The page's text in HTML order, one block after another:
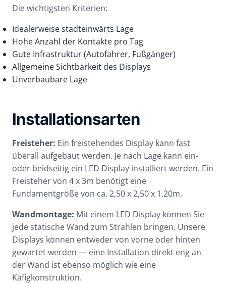
Die wichtigsten Kriterien:
Idealerweise stadteinwärts Lage
Hohe Anzahl der Kontakte pro Tag
Gute Infrastruktur (Autofahrer, Fußgänger)
Allgemeine Sichtbarkeit des Displays
Unverbaubare Lage
Installationsarten
Freisteher: Ein freistehendes Display kann fast
überall aufgebaut werden. Je nach Lage kann ein-
oder beidseitig ein LED Display installiert werden. Ein
Freisteher von 4 x 3m benötigt eine
Fundamentgröße von ca. 2,50 x 2,50 x 1,20m.
Wandmontage: Mit einem LED Display können Sie
jede statische Wand zum Strahlen bringen. Unsere
Displays können entweder von vorne oder hinten
gewartet werden — eine Installation direkt eng an
der Wand ist ebenso möglich wie eine
Käfigkonstruktion.